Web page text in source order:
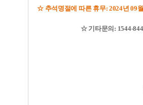
☆ 추석명절에 따른 휴무: 2024년 09
☆ 기타문의: 1544-